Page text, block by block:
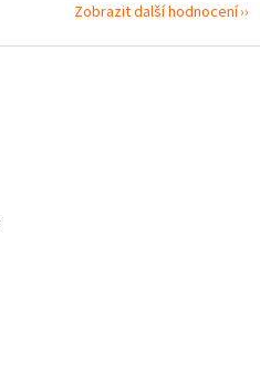
Zobrazit další hodnocení